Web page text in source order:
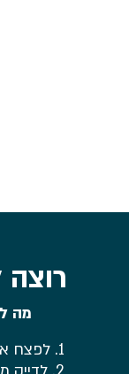
רוצה
מה
1. לפצח את האלגוריתם של אטסי.